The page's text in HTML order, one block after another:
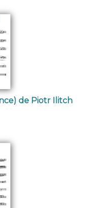
de Piotr Ilitch